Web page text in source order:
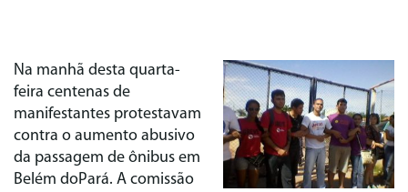
Na manhã desta quarta-
feira centenas de
manifestantes protestavam
contra o aumento abusivo
da passagem de ônibus em
Belém doPará. A comissão